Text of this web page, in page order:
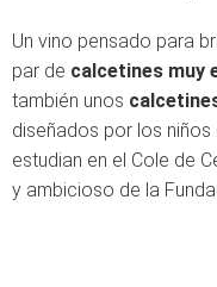
Un vino pensado para
par de calcetines muy
también unos
diseñados por los
estudian en el Cole de
y ambicioso de la